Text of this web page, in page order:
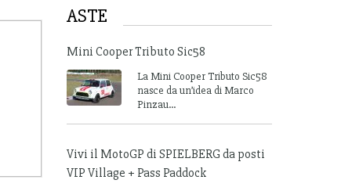
ASTE
Mini Cooper Tributo Sic58
La Mini Cooper Tributo Sic58
nasce da un’idea di Marco
Pinzau...
Vivi il MotoGP di SPIELBERG da posti
VIP Village + Pass Paddock